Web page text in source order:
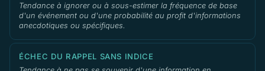
Tendance à ignorer ou à sous-estimer la fréquence de base
d'un événement ou d'une probabilité au profit d'informations
anecdotiques ou spécifiques.
ÉCHEC DU RAPPEL SANS INDICE